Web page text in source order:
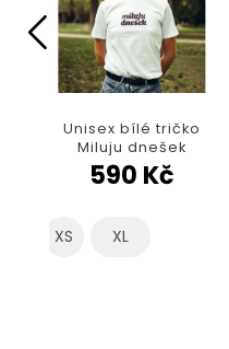
Unisex bílé tričko
Miluju dnešek
590 Kč
XS XL